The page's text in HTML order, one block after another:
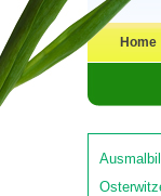
Home